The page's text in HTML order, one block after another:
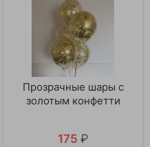
Прозрачные шары с
золотым конфетти
175 ₽